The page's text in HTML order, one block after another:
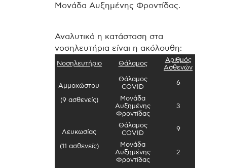
Μονάδα Αυξημένης Φροντίδας.
Αναλυτικά η κατάσταση στα
νοσηλευτήρια είναι η ακόλουθη:
Νοσηλευτήριο Θάλαμος
Αριθμός
Ασθενών
Αμμοχώστου
(9 ασθενείς)
Θάλαμος
COVID
6
Μονάδα
Αυξημένης
Φροντίδας
3
Λευκωσίας
(11 ασθενείς)
Θάλαμος
COVID
9
Μονάδα
Αυξημένης
Φροντίδας
2